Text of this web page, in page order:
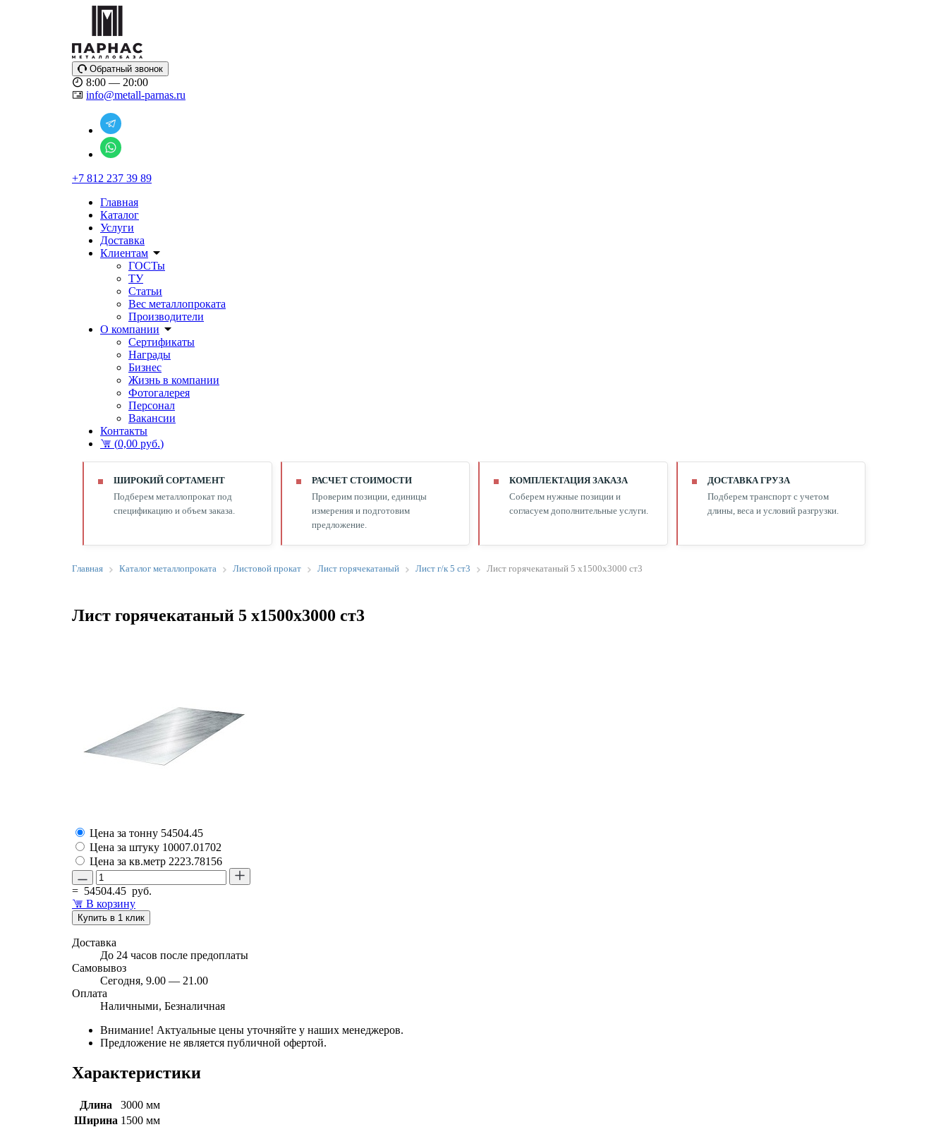
Обратный звонок
8:00 — 20:00
info@metall-parnas.ru
+7 812 237 39 89
Главная
Каталог
Услуги
Доставка
Клиентам
ГОСТы
ТУ
Статьи
Вес металлопроката
Производители
О компании
Сертификаты
Награды
Бизнес
Жизнь в компании
Фотогалерея
Персонал
Вакансии
Контакты
(0,00 руб.)
ШИРОКИЙ СОРТАМЕНТ
Подберем металлопрокат под
спецификацию и объем заказа.
РАСЧЕТ СТОИМОСТИ
Проверим позиции, единицы
измерения и подготовим
предложение.
КОМПЛЕКТАЦИЯ ЗАКАЗА
Соберем нужные позиции и
согласуем дополнительные услуги.
ДОСТАВКА ГРУЗА
Подберем транспорт с учетом
длины, веса и условий разгрузки.
Главная Каталог металлопроката Листовой прокат Лист горячекатаный Лист г/к 5 ст3 Лист горячекатаный 5 х1500х3000 ст3
Лист горячекатаный 5 х1500х3000 ст3
Цена за тонну 54504.45
Цена за штуку 10007.01702
Цена за кв.метр 2223.78156
= 54504.45 руб.
В корзину
Купить в 1 клик
Доставка
До 24 часов после предоплаты
Самовывоз
Сегодня, 9.00 — 21.00
Оплата
Наличными, Безналичная
Внимание! Актуальные цены уточняйте у наших менеджеров.
Предложение не является публичной офертой.
Характеристики
Длина
3000 мм
Ширина 1500 мм